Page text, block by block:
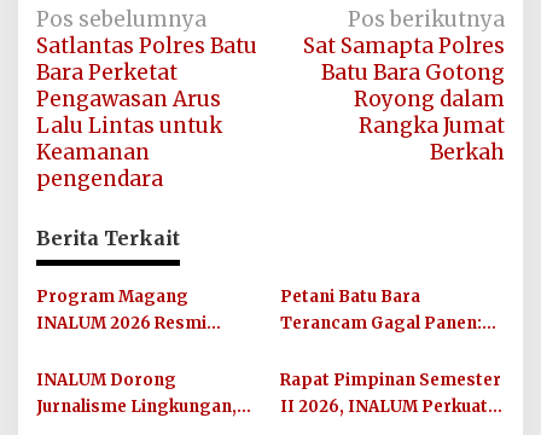
Navigasi
pos
Pos sebelumnya
Satlantas Polres Batu
Bara Perketat
Pengawasan Arus
Lalu Lintas untuk
Keamanan
pengendara
Pos berikutnya
Sat Samapta Polres
Batu Bara Gotong
Royong dalam
Rangka Jumat
Berkah
Berita Terkait
Program Magang
INALUM 2026 Resmi
Muda Hadapi Dunia Kerja
Petani Batu Bara
Terancam Gagal Panen:
Digondol Pencuri
INALUM Dorong
Jurnalisme Lingkungan,
Rapat Pimpinan Semester
II 2026, INALUM Perkuat